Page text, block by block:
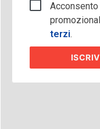
terzi.